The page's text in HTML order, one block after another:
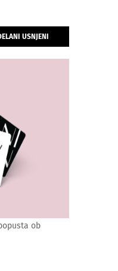
USNJENI
ob